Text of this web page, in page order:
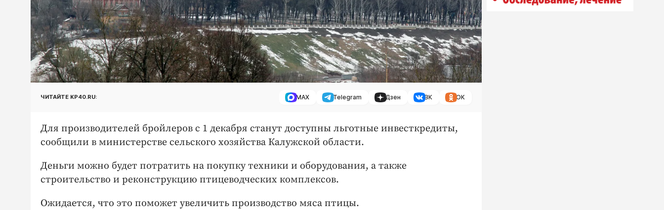
ЧИТАЙТЕ KP40.RU: MAX Telegram Дзен ВК ОК
Для производителей бройлеров с 1 декабря станут доступны льготные инвесткредиты,
сообщили в министерстве сельского хозяйства Калужской области.
Деньги можно будет потратить на покупку техники и оборудования, а также
строительство и реконструкцию птицеводческих комплексов.
Ожидается, что это поможет увеличить производство мяса птицы.